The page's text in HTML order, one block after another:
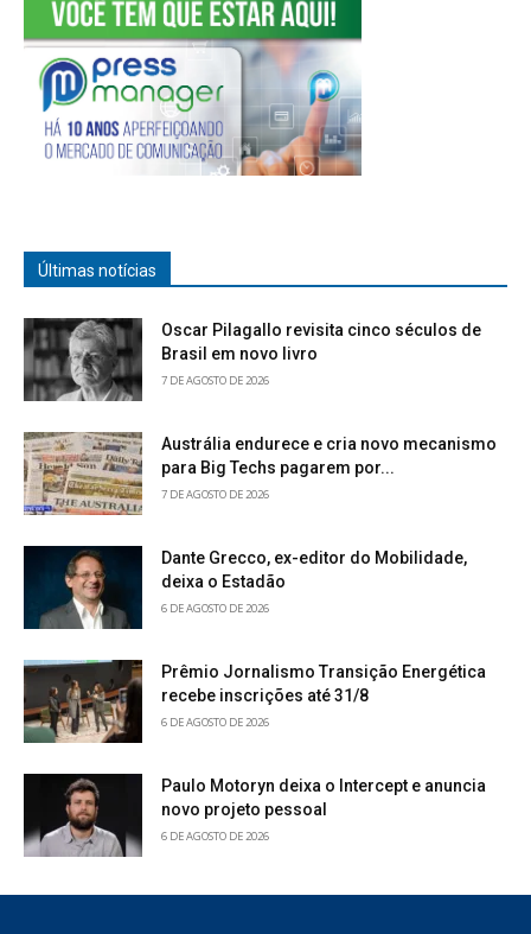
Últimas notícias
Oscar Pilagallo revisita cinco séculos de
Brasil em novo livro
7 DE AGOSTO DE 2026
Austrália endurece e cria novo mecanismo
para Big Techs pagarem por...
7 DE AGOSTO DE 2026
Dante Grecco, ex-editor do Mobilidade,
deixa o Estadão
6 DE AGOSTO DE 2026
Prêmio Jornalismo Transição Energética
recebe inscrições até 31/8
6 DE AGOSTO DE 2026
Paulo Motoryn deixa o Intercept e anuncia
novo projeto pessoal
6 DE AGOSTO DE 2026